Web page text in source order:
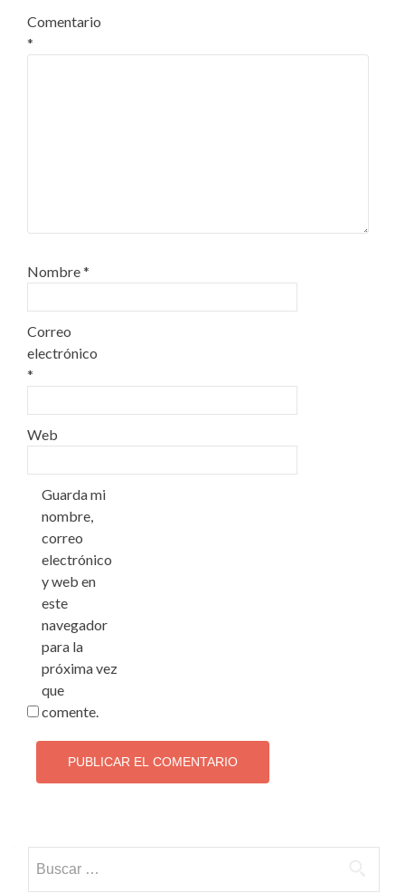
Comentario
*
Nombre*
Correo
electrónico
*
Web
Guarda mi
nombre,
correo
electrónico
y web en
este
navegador
para la
próxima vez
que
comente.